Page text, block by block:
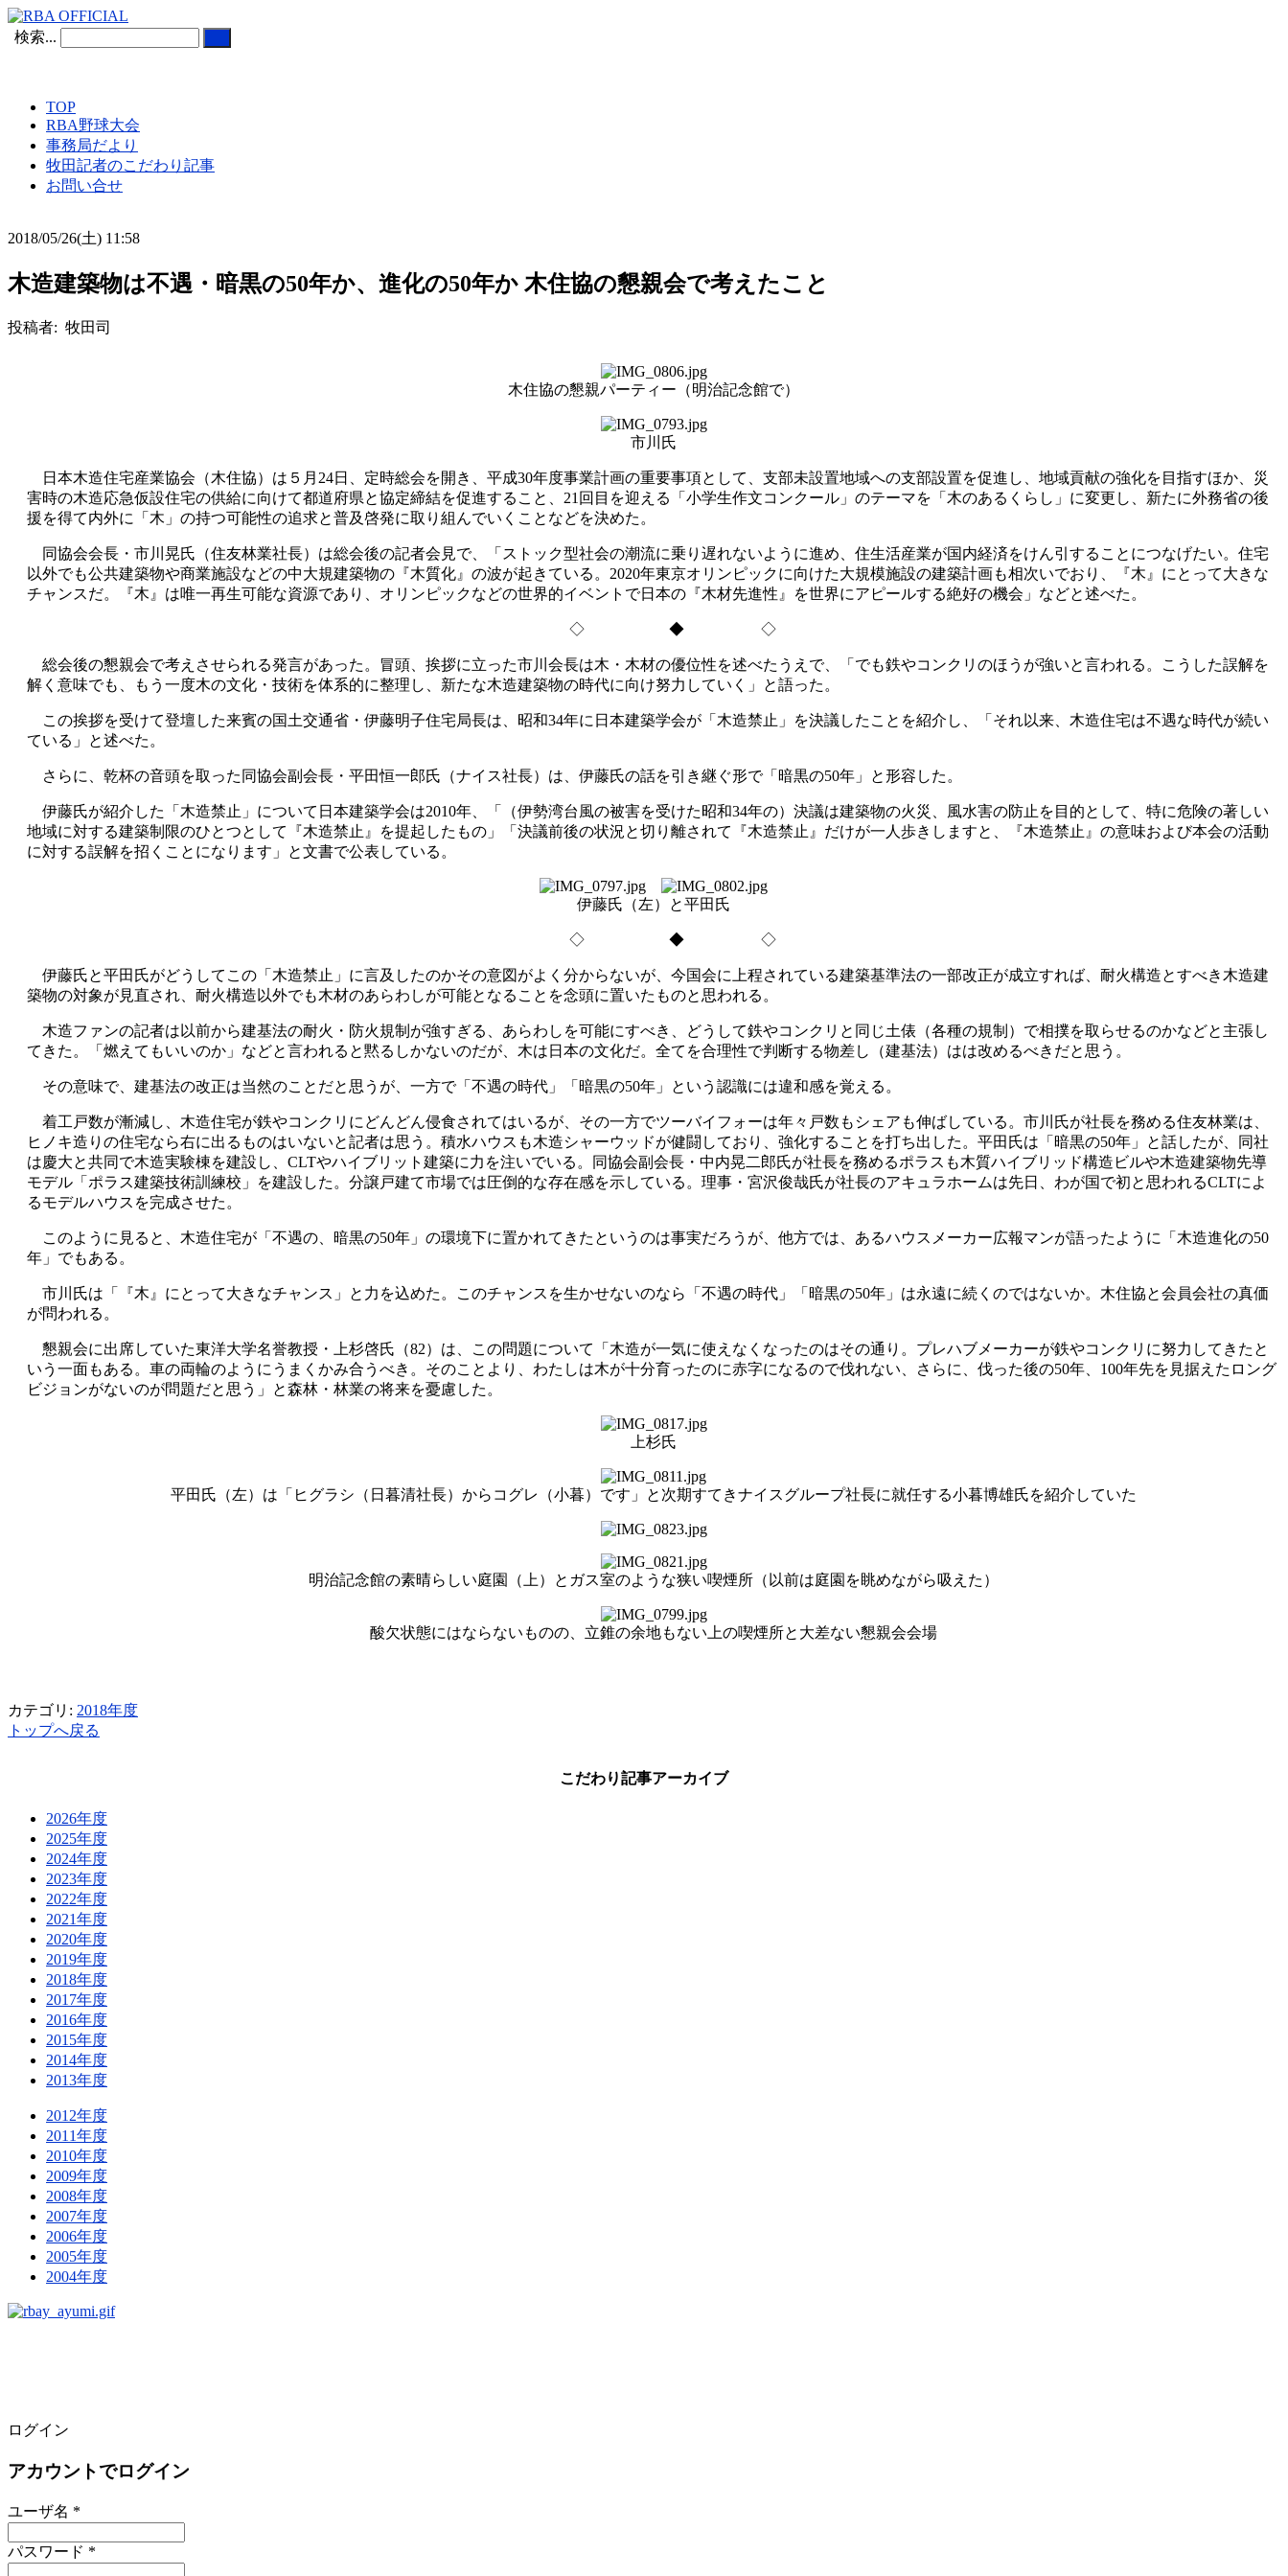
検索...
TOP
RBA野球大会
事務局だより
牧田記者のこだわり記事
お問い合せ
2018/05/26(土) 11:58
木造建築物は不遇・暗黒の50年か、進化の50年か 木住協の懇親会で考えたこと
投稿者: 牧田司
木住協の懇親パーティー（明治記念館で）
市川氏
日本木造住宅産業協会（木住協）は５月24日、定時総会を開き、平成30年度事業計画の重要事項として、支部未設置地域への支部設置を促進し、地域貢献の強化を目指すほか、災
害時の木造応急仮設住宅の供給に向けて都道府県と協定締結を促進すること、21回目を迎える「小学生作文コンクール」のテーマを「木のあるくらし」に変更し、新たに外務省の後
援を得て内外に「木」の持つ可能性の追求と普及啓発に取り組んでいくことなどを決めた。
同協会会長・市川晃氏（住友林業社長）は総会後の記者会見で、「ストック型社会の潮流に乗り遅れないように進め、住生活産業が国内経済をけん引することにつなげたい。住宅
以外でも公共建築物や商業施設などの中大規建築物の『木質化』の波が起きている。2020年東京オリンピックに向けた大規模施設の建築計画も相次いでおり、『木』にとって大きな
チャンスだ。『木』は唯一再生可能な資源であり、オリンピックなどの世界的イベントで日本の『木材先進性』を世界にアピールする絶好の機会」などと述べた。
◇ ◆ ◇
総会後の懇親会で考えさせられる発言があった。冒頭、挨拶に立った市川会長は木・木材の優位性を述べたうえで、「でも鉄やコンクリのほうが強いと言われる。こうした誤解を
解く意味でも、もう一度木の文化・技術を体系的に整理し、新たな木造建築物の時代に向け努力していく」と語った。
この挨拶を受けて登壇した来賓の国土交通省・伊藤明子住宅局長は、昭和34年に日本建築学会が「木造禁止」を決議したことを紹介し、「それ以来、木造住宅は不遇な時代が続い
ている」と述べた。
さらに、乾杯の音頭を取った同協会副会長・平田恒一郎氏（ナイス社長）は、伊藤氏の話を引き継ぐ形で「暗黒の50年」と形容した。
伊藤氏が紹介した「木造禁止」について日本建築学会は2010年、「（伊勢湾台風の被害を受けた昭和34年の）決議は建築物の火災、風水害の防止を目的として、特に危険の著しい
地域に対する建築制限のひとつとして『木造禁止』を提起したもの」「決議前後の状況と切り離されて『木造禁止』だけが一人歩きしますと、『木造禁止』の意味および本会の活動
に対する誤解を招くことになります」と文書で公表している。
伊藤氏（左）と平田氏
◇ ◆ ◇
伊藤氏と平田氏がどうしてこの「木造禁止」に言及したのかその意図がよく分からないが、今国会に上程されている建築基準法の一部改正が成立すれば、耐火構造とすべき木造建
築物の対象が見直され、耐火構造以外でも木材のあらわしが可能となることを念頭に置いたものと思われる。
木造ファンの記者は以前から建基法の耐火・防火規制が強すぎる、あらわしを可能にすべき、どうして鉄やコンクリと同じ土俵（各種の規制）で相撲を取らせるのかなどと主張し
てきた。「燃えてもいいのか」などと言われると黙るしかないのだが、木は日本の文化だ。全てを合理性で判断する物差し（建基法）はは改めるべきだと思う。
その意味で、建基法の改正は当然のことだと思うが、一方で「不遇の時代」「暗黒の50年」という認識には違和感を覚える。
着工戸数が漸減し、木造住宅が鉄やコンクリにどんどん侵食されてはいるが、その一方でツーバイフォーは年々戸数もシェアも伸ばしている。市川氏が社長を務める住友林業は、
ヒノキ造りの住宅なら右に出るものはいないと記者は思う。積水ハウスも木造シャーウッドが健闘しており、強化することを打ち出した。平田氏は「暗黒の50年」と話したが、同社
は慶大と共同で木造実験棟を建設し、CLTやハイブリット建築に力を注いでいる。同協会副会長・中内晃二郎氏が社長を務めるポラスも木質ハイブリッド構造ビルや木造建築物先導
モデル「ポラス建築技術訓練校」を建設した。分譲戸建て市場では圧倒的な存在感を示している。理事・宮沢俊哉氏が社長のアキュラホームは先日、わが国で初と思われるCLTによ
るモデルハウスを完成させた。
このように見ると、木造住宅が「不遇の、暗黒の50年」の環境下に置かれてきたというのは事実だろうが、他方では、あるハウスメーカー広報マンが語ったように「木造進化の50
年」でもある。
市川氏は「『木』にとって大きなチャンス」と力を込めた。このチャンスを生かせないのなら「不遇の時代」「暗黒の50年」は永遠に続くのではないか。木住協と会員会社の真価
が問われる。
懇親会に出席していた東洋大学名誉教授・上杉啓氏（82）は、この問題について「木造が一気に使えなくなったのはその通り。プレハブメーカーが鉄やコンクリに努力してきたと
いう一面もある。車の両輪のようにうまくかみ合うべき。そのことより、わたしは木が十分育ったのに赤字になるので伐れない、さらに、伐った後の50年、100年先を見据えたロング
ビジョンがないのが問題だと思う」と森林・林業の将来を憂慮した。
上杉氏
平田氏（左）は「ヒグラシ（日暮清社長）からコグレ（小暮）です」と次期すてきナイスグループ社長に就任する小暮博雄氏を紹介していた
明治記念館の素晴らしい庭園（上）とガス室のような狭い喫煙所（以前は庭園を眺めながら吸えた）
酸欠状態にはならないものの、立錐の余地もない上の喫煙所と大差ない懇親会会場
カテゴリ: 2018年度
トップへ戻る
こだわり記事アーカイブ
2026年度
2025年度
2024年度
2023年度
2022年度
2021年度
2020年度
2019年度
2018年度
2017年度
2016年度
2015年度
2014年度
2013年度
2012年度
2011年度
2010年度
2009年度
2008年度
2007年度
2006年度
2005年度
2004年度
ログイン
アカウントでログイン
ユーザ名 *
パスワード *